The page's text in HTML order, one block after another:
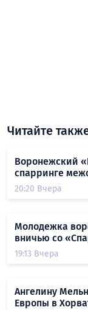
Читайте
Воронежский
спарринге
20:20 Вчера
Молодежка
вничью со
19:13 Вчера
Ангелину
Европы в